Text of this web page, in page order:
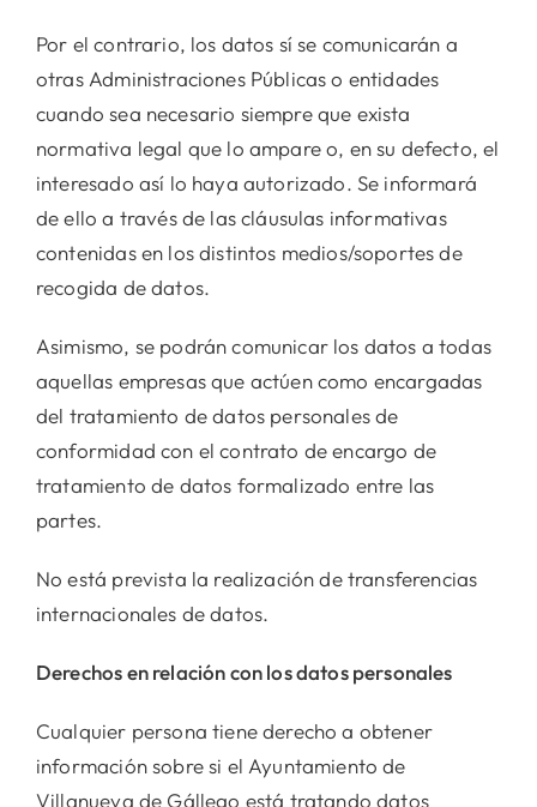
Por el contrario, los datos sí se comunicarán a
otras Administraciones Públicas o entidades
cuando sea necesario siempre que exista
normativa legal que lo ampare o, en su defecto, el
interesado así lo haya autorizado. Se informará
de ello a través de las cláusulas informativas
contenidas en los distintos medios/soportes de
recogida de datos.
Asimismo, se podrán comunicar los datos a todas
aquellas empresas que actúen como encargadas
del tratamiento de datos personales de
conformidad con el contrato de encargo de
tratamiento de datos formalizado entre las
partes.
No está prevista la realización de transferencias
internacionales de datos.
Derechos en relación con los datos personales
Cualquier persona tiene derecho a obtener
información sobre si el Ayuntamiento de
Villanueva de Gállego está tratando datos